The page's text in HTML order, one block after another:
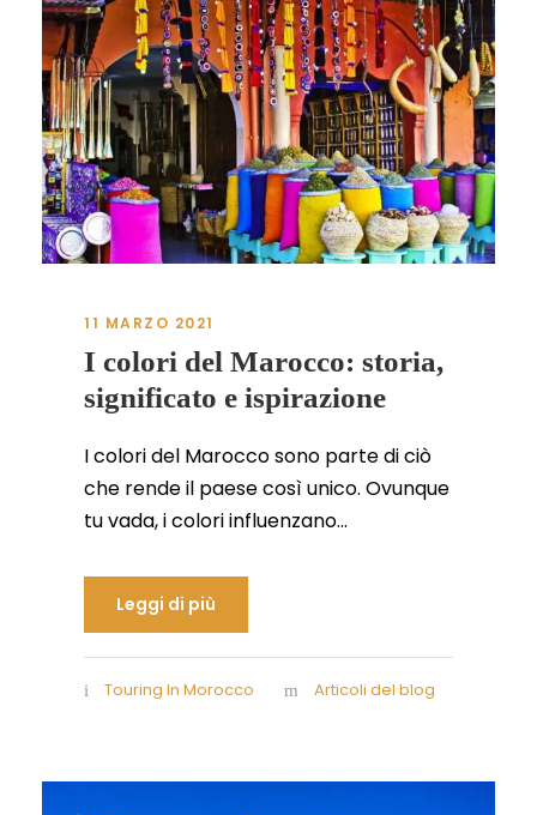
11 MARZO 2021
I colori del Marocco: storia,
significato e ispirazione
I colori del Marocco sono parte di ciò
che rende il paese così unico. Ovunque
tu vada, i colori influenzano...
Leggi di più
Touring In Morocco Articoli del blog